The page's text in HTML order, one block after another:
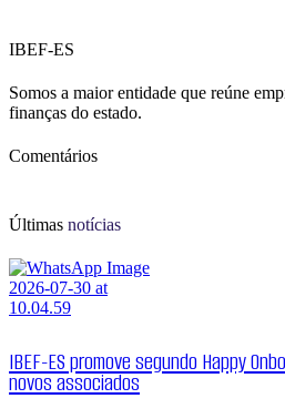
IBEF-ES
Somos a maior entidade que reúne
finanças do estado.
Comentários
Últimas notícias
IBEF-ES promove segundo Happy
novos associados